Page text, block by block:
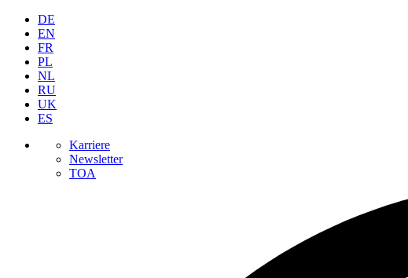
DE
EN
FR
PL
NL
RU
UK
ES
Karriere
Newsletter
TOA